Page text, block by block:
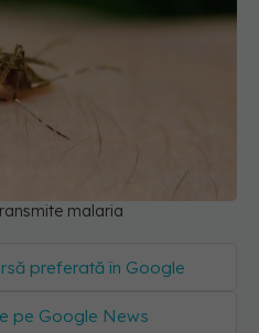
malaria
preferată în Google
pe Google News